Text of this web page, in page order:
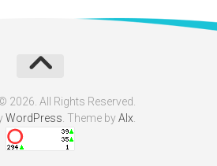
2026. All Rights Reserved.
WordPress . Theme byAlx